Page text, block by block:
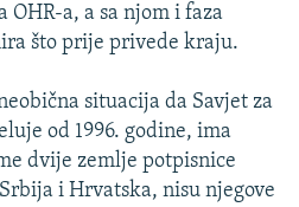
OHR-a, a sa njom i faza
što prije privede kraju.
situacija da Savjet za
od 1996. godine, ima
dvije zemlje potpisnice
i Hrvatska, nisu njegove